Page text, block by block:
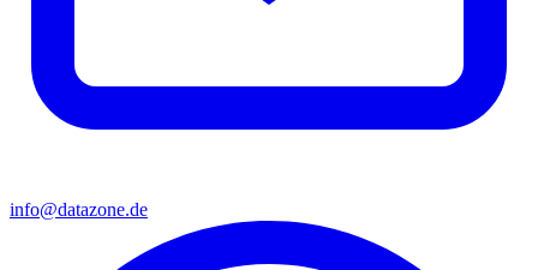
info@datazone.de